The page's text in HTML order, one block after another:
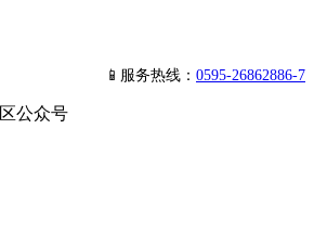
📱服务热线： 0595-26862886-7